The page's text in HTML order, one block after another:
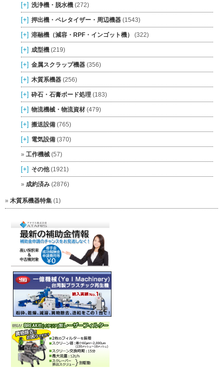
[+] 洗浄機・脱水機 (272)
[+] 押出機・ペレタイザー・周辺機器 (1543)
[+] 溶融機（減容・RPF・インゴット機） (322)
[+] 成型機 (219)
[+] 金属スクラップ機器 (356)
[+] 木質系機器 (256)
[+] 砕石・石膏ボード処理 (183)
[+] 物流機械・物流資材 (479)
[+] 搬送設備 (765)
[+] 電気設備 (370)
工作機械 (57)
[+] その他(1921)
成約済み (2876)
木質系機器特集 (1)